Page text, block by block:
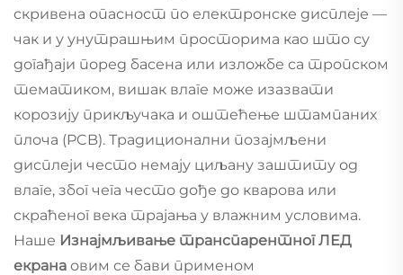
скривена опасност по електронске дисплеје —
чак и у унутрашњим просторима као што су
догађаји поред басена или изложбе са тропском
тематиком, вишак влаге може изазвати
корозију прикључака и оштећење штампаних
плоча (PCB). Традиционални позајмљени
дисплеји често немају циљану заштиту од
влаге, због чега често дође до кварова или
скраћеног века трајања у влажним условима.
Наше Изнајмљивање транспарентног ЛЕД
екрана овим се бави применом